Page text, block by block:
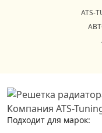
ATS-
Подходит для марок: